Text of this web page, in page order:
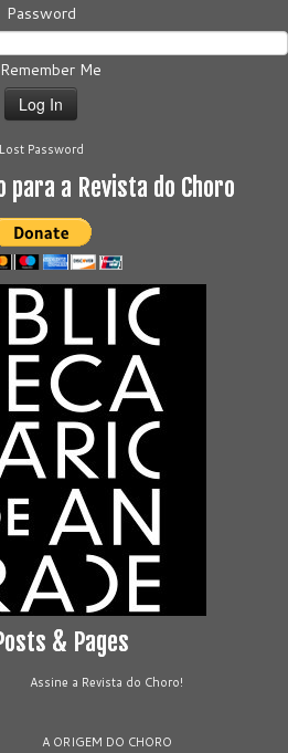
Password
Me
Lost Password
para a Revista do Choro
& Pages
Assine a Revista do Choro!
A ORIGEM DO CHORO